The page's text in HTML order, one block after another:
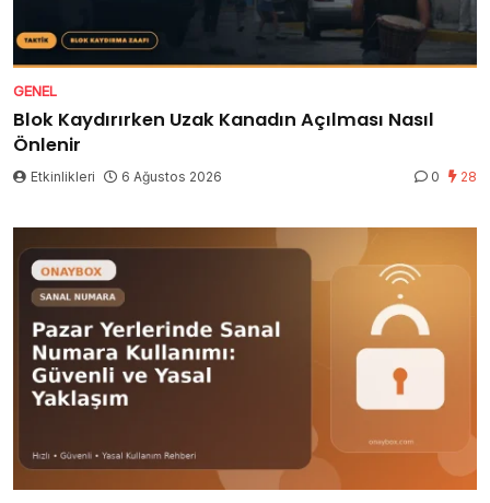
GENEL
Blok Kaydırırken Uzak Kanadın Açılması Nasıl
Önlenir
Etkinlikleri 6 Ağustos 2026 0 28